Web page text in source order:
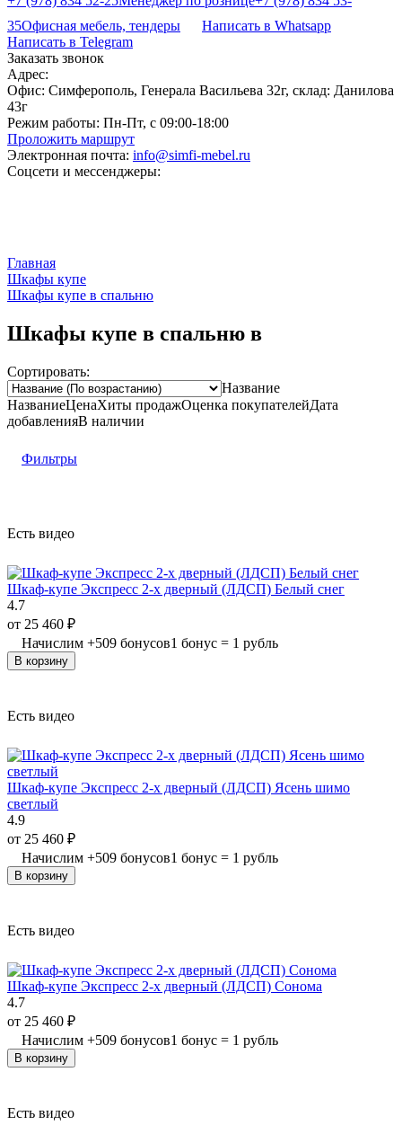
35Офисная мебель, тендеры
Написать в Whatsapp
Написать в Telegram
Заказать звонок
Адрес:
Офис: Симферополь, Генерала Васильева 32г, склад: Данилова
43г
Режим работы: Пн-Пт, с 09:00-18:00
Проложить маршрут
Электронная почта: info@simfi-mebel.ru
Соцсети и мессенджеры:
Главная
Шкафы купе
Шкафы купе в спальню
Шкафы купе в спальню в
Сортировать:
Название
НазваниеЦенаХиты продажОценка покупателейДата
добавленияВ наличии
Фильтры
Есть видео
Шкаф-купе Экспресс 2-х дверный (ЛДСП) Белый снег
4.7
от 25 460 ₽
Начислим +509 бонусов1 бонус = 1 рубль
В корзину
Есть видео
Шкаф-купе Экспресс 2-х дверный (ЛДСП) Ясень шимо
светлый
4.9
от 25 460 ₽
Начислим +509 бонусов1 бонус = 1 рубль
В корзину
Есть видео
Шкаф-купе Экспресс 2-х дверный (ЛДСП) Сонома
4.7
от 25 460 ₽
Начислим +509 бонусов1 бонус = 1 рубль
В корзину
Есть видео